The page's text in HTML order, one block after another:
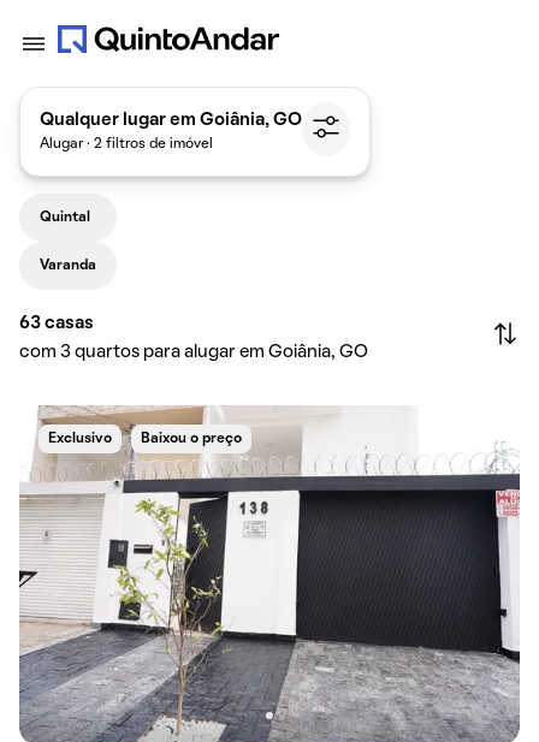
Qualquer lugar em Goiânia, GO
Alugar · 2 filtros de imóvel
Quintal
Varanda
63 casas
com 3 quartos para alugar em Goiânia, GO
Exclusivo Baixou o preço